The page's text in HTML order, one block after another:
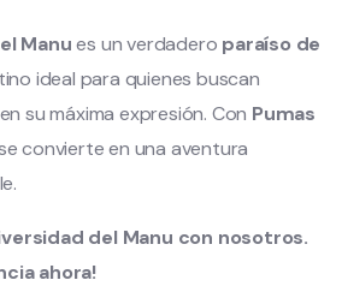
Manues un verdadero paraíso de
ideal para quienes buscan
su máxima expresión. Con Pumas
convierte en una aventura
del Manu con nosotros.
ahora!